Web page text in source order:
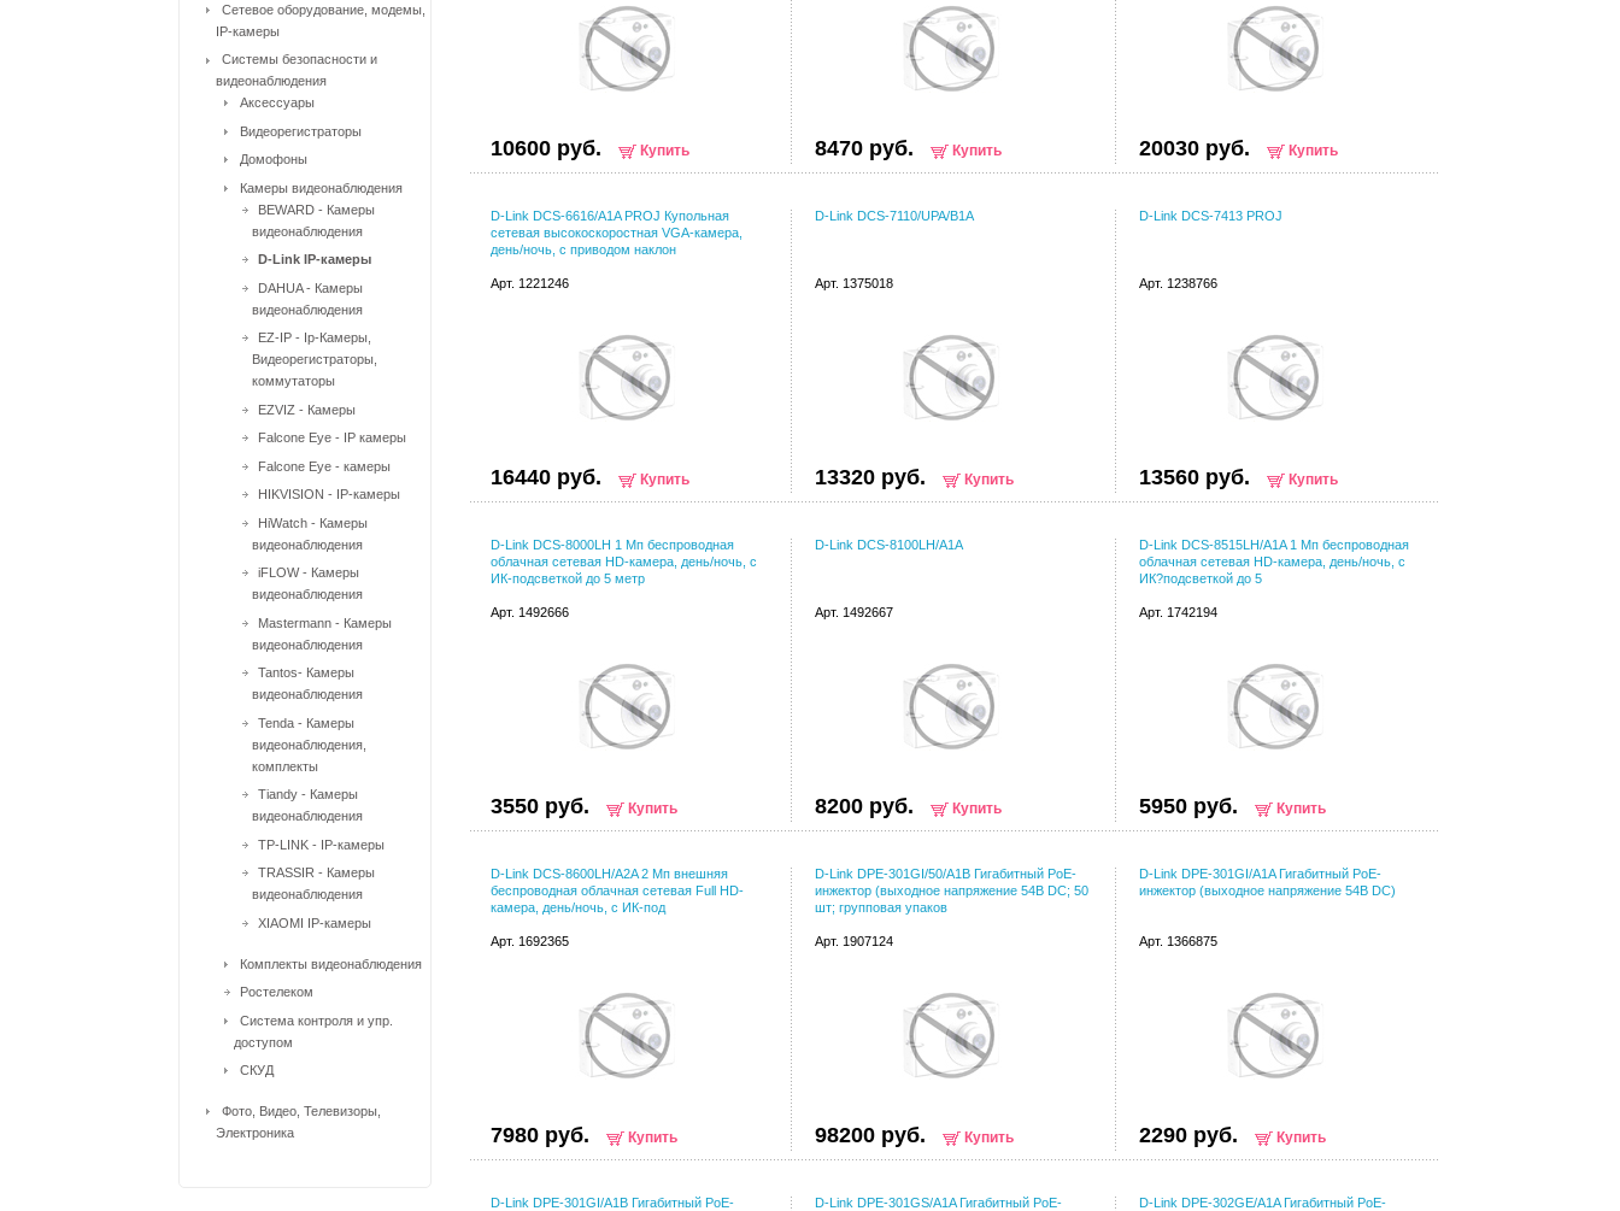
10600 руб. Купить 8470 руб. Купить 20030 руб. Купить
D-Link DCS-6616/A1A PROJ Купольная
сетевая высокоскоростная VGA-камера,
день/ночь, с приводом наклон
Арт. 1221246
16440 руб. Купить
D-Link DCS-7110/UPA/B1A
Арт. 1375018
13320 руб. Купить
D-Link DCS-7413 PROJ
Арт. 1238766
13560 руб. Купить
D-Link DCS-8000LH 1 Мп беспроводная
облачная сетевая HD-камера, день/ночь, с
ИК-подсветкой до 5 метр
Арт. 1492666
3550 руб. Купить
D-Link DCS-8100LH/A1A
Арт. 1492667
8200 руб. Купить
D-Link DCS-8515LH/A1A 1 Мп беспроводная
облачная сетевая HD-камера, день/ночь, с
ИК?подсветкой до 5
Арт. 1742194
5950 руб. Купить
D-Link DCS-8600LH/A2A 2 Мп внешняя
беспроводная облачная сетевая Full HD-
камера, день/ночь, с ИК-под
Арт. 1692365
7980 руб. Купить
D-Link DPE-301GI/50/A1B Гигабитный PoE-
инжектор (выходное напряжение 54В DC; 50
шт; групповая упаков
Арт. 1907124
98200 руб. Купить
D-Link DPE-301GI/A1A Гигабитный PoE-
инжектор (выходное напряжение 54В DC)
Арт. 1366875
2290 руб. Купить
D-Link DPE-301GI/A1B Гигабитный PoE-
D-Link DPE-301GS/A1A Гигабитный PoE-
D-Link DPE-302GE/A1A Гигабитный PoE-
Сетевое оборудование, модемы,
IP-камеры
Системы безопасности и
видеонаблюдения
Аксессуары
Видеорегистраторы
Домофоны
Камеры видеонаблюдения
BEWARD - Камеры
видеонаблюдения
D-Link IP-камеры
DAHUA - Камеры
видеонаблюдения
EZ-IP - Ip-Камеры,
Видеорегистраторы,
коммутаторы
EZVIZ - Камеры
Falcone Eye - IP камеры
Falcone Eye - камеры
HIKVISION - IP-камеры
HiWatch - Камеры
видеонаблюдения
iFLOW - Камеры
видеонаблюдения
Mastermann - Камеры
видеонаблюдения
Tantos- Камеры
видеонаблюдения
Tenda - Камеры
видеонаблюдения,
комплекты
Tiandy - Камеры
видеонаблюдения
TP-LINK - IP-камеры
TRASSIR - Камеры
видеонаблюдения
XIAOMI IP-камеры
Комплекты видеонаблюдения
Ростелеком
Система контроля и упр.
доступом
СКУД
Фото, Видео, Телевизоры,
Электроника